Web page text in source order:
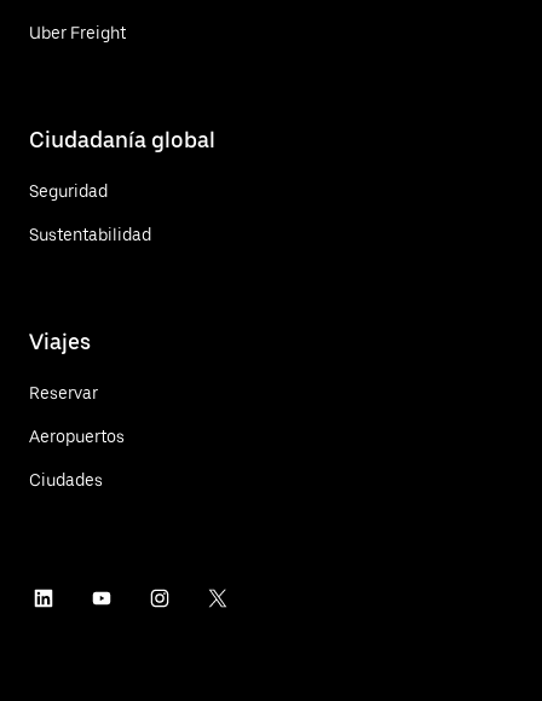
Uber Freight
Ciudadanía global
Seguridad
Sustentabilidad
Viajes
Reservar
Aeropuertos
Ciudades